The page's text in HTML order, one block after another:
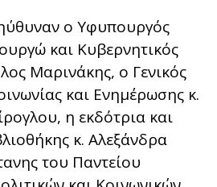
ο Υφυπουργός
και Κυβερνητικός
Μαρινάκης, ο Γενικός
και Ενημέρωσης κ.
η εκδότρια και
κ. Αλεξάνδρα
του Παντείου